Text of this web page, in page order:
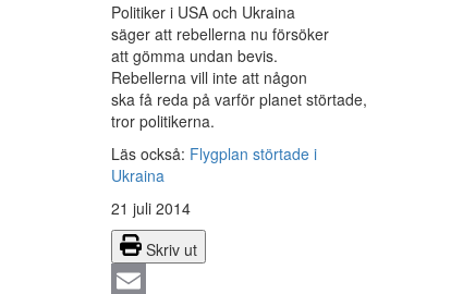
Politiker i USA och Ukraina
säger att rebellerna nu försöker
att gömma undan bevis.
Rebellerna vill inte att någon
ska få reda på varför planet störtade,
tror politikerna.
Läs också: Flygplan störtade i
Ukraina
21 juli 2014
Skriv ut